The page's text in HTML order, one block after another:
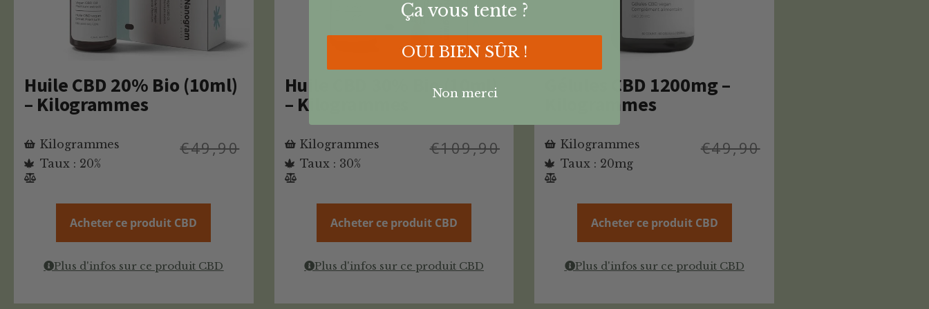
Huile CBD 20% Bio (10ml)
– Kilogrammes
Kilogrammes
Taux : 20%
€49,90
Acheter ce produit CBD
Plus d'infos sur ce produit CBD
Huile CBD 30% Bio (10ml)
– Kilogrammes
Kilogrammes
Taux : 30%
€109,90
Acheter ce produit CBD
Plus d'infos sur ce produit CBD
Gélules CBD 1200mg –
Kilogrammes
Kilogrammes
Taux : 20mg
€49,90
Acheter ce produit CBD
Plus d'infos sur ce produit CBD
Ça vous tente ?
OUI BIEN SÛR !
Non merci